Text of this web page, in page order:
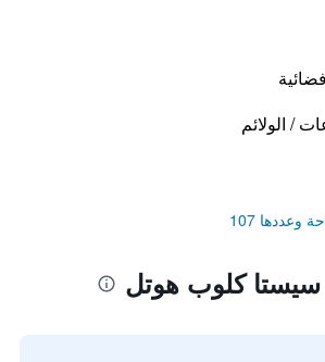
/ الولائم
107
كلوب هوتل